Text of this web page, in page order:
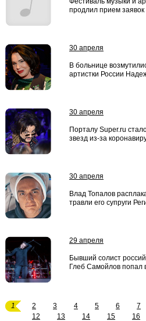
продлил прием заявок
30 апреля
В больнице
артистки России
30 апреля
Порталу Super.ru
звезд из-за
30 апреля
Влад Топалов
травли его супруги
29 апреля
Бывший солист
Глеб Самойлов попал
1 2 3 4 5 6 7
12
13 14 15 16